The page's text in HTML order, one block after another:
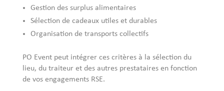
Gestion des surplus alimentaires
Sélection de cadeaux utiles et durables
Organisation de transports collectifs
PO Event peut intégrer ces critères à la sélection du
lieu, du traiteur et des autres prestataires en fonction
de vos engagements RSE.